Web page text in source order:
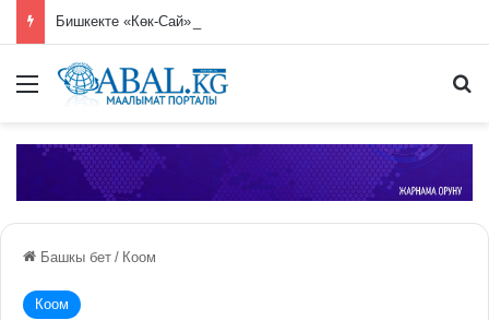
Бишкекте «Көк-Сай» базарында өрт чыкты
Меню
Башкы бет / Коом
Коом